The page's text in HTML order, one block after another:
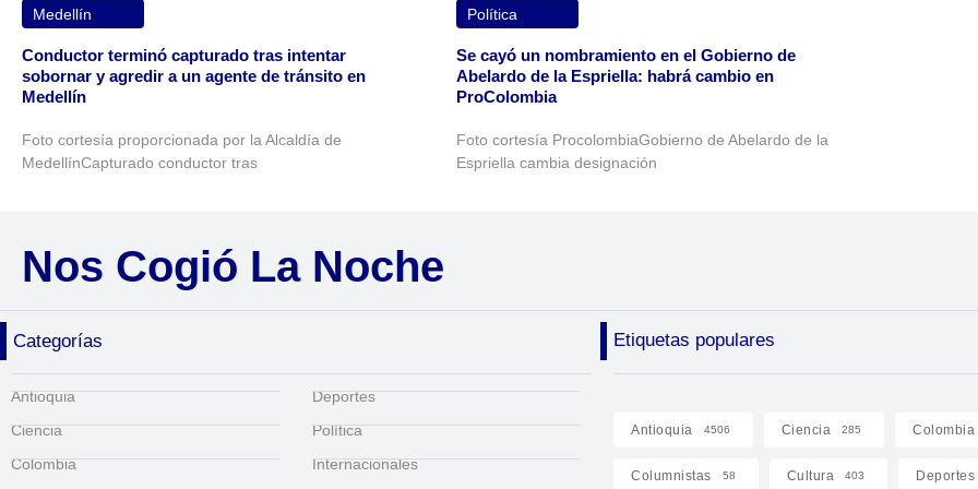
Medellín
Conductor terminó capturado tras intentar
sobornar y agredir a un agente de tránsito en
Medellín
Foto cortesía proporcionada por la Alcaldía de
MedellínCapturado conductor tras
Política
Se cayó un nombramiento en el Gobierno de
Abelardo de la Espriella: habrá cambio en
ProColombia
Foto cortesía ProcolombiaGobierno de Abelardo de la
Espriella cambia designación
Nos Cogió La Noche
Categorías Etiquetas populares
Antioquia
Ciencia
Colombia
Deportes
Política
Internacionales
Antioquia 4506 Ciencia 285 Colombia
Columnistas 58 Cultura 403 Deportes